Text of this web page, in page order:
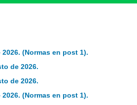
(Normas en post 1).
de 2026.
de 2026.
(Normas en post 1).